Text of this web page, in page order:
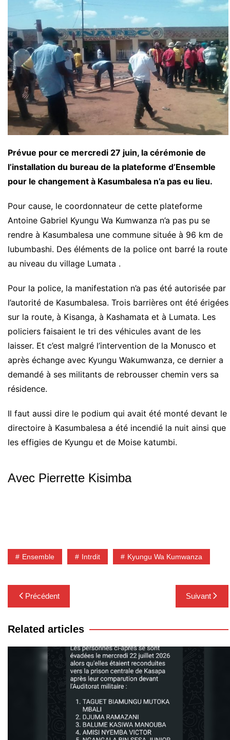
Prévue pour ce mercredi 27 juin, la cérémonie de
l’installation du bureau de la plateforme d’Ensemble
pour le changement à Kasumbalesa n’a pas eu lieu.
Pour cause, le coordonnateur de cette plateforme
Antoine Gabriel Kyungu Wa Kumwanza n’a pas pu se
rendre à Kasumbalesa une commune située à 96 km de
lubumbashi. Des éléments de la police ont barré la route
au niveau du village Lumata .
Pour la police, la manifestation n’a pas été autorisée par
l’autorité de Kasumbalesa. Trois barrières ont été érigées
sur la route, à Kisanga, à Kashamata et à Lumata. Les
policiers faisaient le tri des véhicules avant de les
laisser. Et c’est malgré l’intervention de la Monusco et
après échange avec Kyungu Wakumwanza, ce dernier a
demandé à ses militants de rebrousser chemin vers sa
résidence.
Il faut aussi dire le podium qui avait été monté devant le
directoire à Kasumbalesa a été incendié la nuit ainsi que
les effigies de Kyungu et de Moise katumbi.
Avec Pierrette Kisimba
Ensemble Intrdit Kyungu Wa Kumwanza
Navigation
de
l’article
Précédent Suivant
Related articles